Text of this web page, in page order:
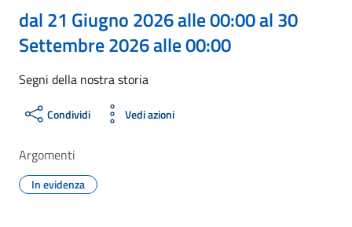
dal 21 Giugno 2026 alle 00:00 al 30
Settembre 2026 alle 00:00
Segni della nostra storia
Condividi Vedi azioni
Argomenti
In evidenza